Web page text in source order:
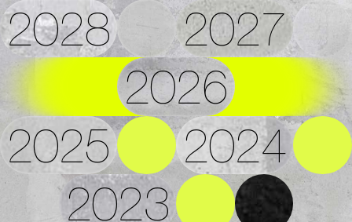
2028
2027
2026
2025
2024
2023